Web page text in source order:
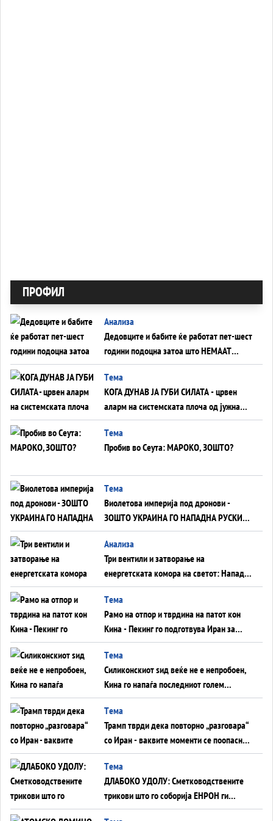
ПРОФИЛ
Анализа
Дедовците и бабите ќе работат пет-шест
години подоцна затоа што НЕМААТ
ВНУЦИ ДА ГИ ЗАМЕНАТ
Tема
КОГА ДУНАВ ЈА ГУБИ СИЛАТА - црвен
аларм на системската плоча од јужна
Германија до Црното Море...
Tема
Пробив во Сеута: МАРОКО, ЗОШТО?
Tема
Виолетова империја под дронови -
ЗОШТО УКРАИНА ГО НАПАДНА РУСКИОТ
WILDBERRIES
Aнализа
Три вентили и затворање на
енергетската комора на светот: Нападот
во Суец најавува глобален енергетски
инфаркт?
Tема
Рамо на отпор и тврдина на патот кон
Кина - Пекинг го подготвува Иран за
американска копнена инвазија
Tема
Силиконскиот ѕид веќе не е непробоен,
Кина го напаѓа последниот голем
монопол на Западот?
Tема
Трамп тврди дека повторно „разговара“
со Иран - ваквите моменти се поопасни
од отворените закани
Tема
ДЛАБОКО УДОЛУ: Сметководствените
трикови што го соборија ЕНРОН ги
применуваат гигантите за ВИ